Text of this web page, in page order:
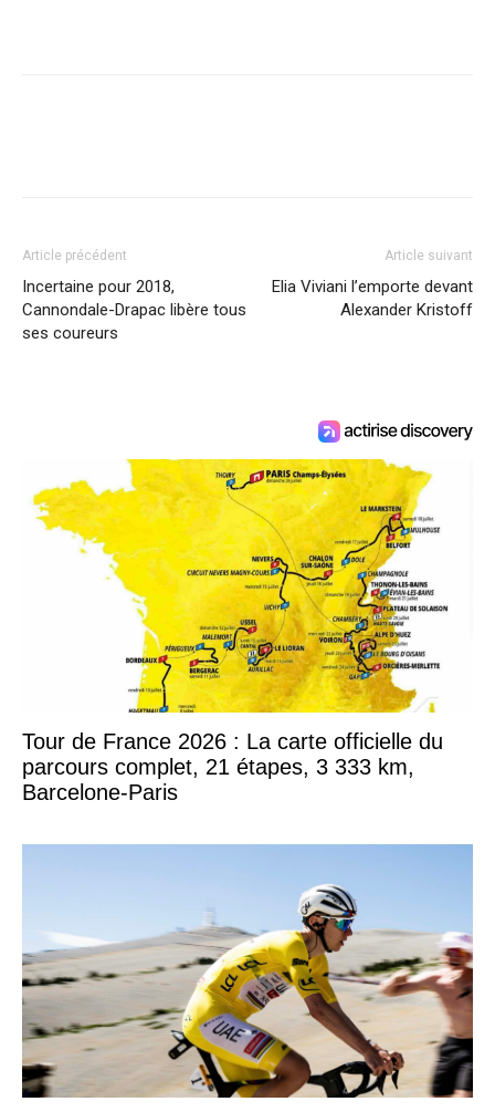
Article précédent
Incertaine pour 2018,
Cannondale-Drapac libère tous
ses coureurs
Article suivant
Elia Viviani l’emporte devant
Alexander Kristoff
Tour de France 2026 : La carte officielle du
parcours complet, 21 étapes, 3 333 km,
Barcelone-Paris